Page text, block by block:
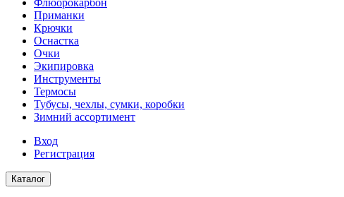
Флюорокарбон
Приманки
Крючки
Оснастка
Очки
Экипировка
Инструменты
Термосы
Тубусы, чехлы, сумки, коробки
Зимний ассортимент
Вход
Регистрация
Каталог